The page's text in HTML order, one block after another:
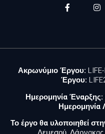
Ακρωνύμιο Έργου:
Έργου:
Ημερομηνία Έναρξης:
Ημερομηνία
Το έργο θα υλοποιηθεί